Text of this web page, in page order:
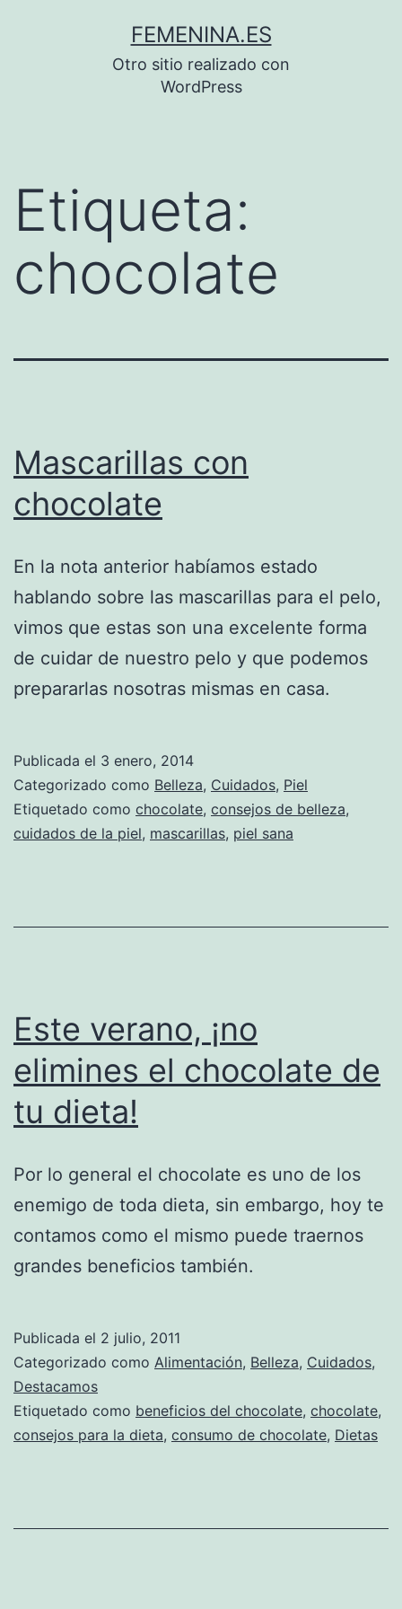
FEMENINA.ES
Otro sitio realizado con
WordPress
Etiqueta:
chocolate
Mascarillas con
chocolate
En la nota anterior habíamos estado
hablando sobre las mascarillas para el pelo,
vimos que estas son una excelente forma
de cuidar de nuestro pelo y que podemos
prepararlas nosotras mismas en casa.
Publicada el 3 enero, 2014
Categorizado como Belleza, Cuidados, Piel
Etiquetado como chocolate, consejos de belleza,
cuidados de la piel, mascarillas, piel sana
Este verano, ¡no
elimines el chocolate de
tu dieta!
Por lo general el chocolate es uno de los
enemigo de toda dieta, sin embargo, hoy te
contamos como el mismo puede traernos
grandes beneficios también.
Publicada el 2 julio, 2011
Categorizado como Alimentación, Belleza, Cuidados,
Destacamos
Etiquetado como beneficios del chocolate, chocolate,
consejos para la dieta, consumo de chocolate, Dietas